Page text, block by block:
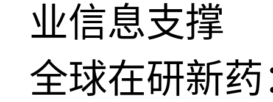
业信息支撑
全球在研新药